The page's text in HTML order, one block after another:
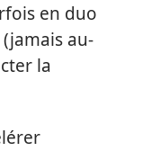
en duo
au-
la